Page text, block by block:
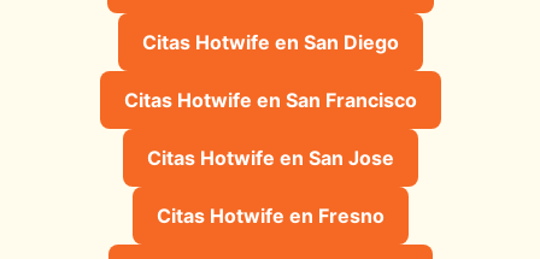
Citas Hotwife en San Diego
Citas Hotwife en San Francisco
Citas Hotwife en San Jose
Citas Hotwife en Fresno